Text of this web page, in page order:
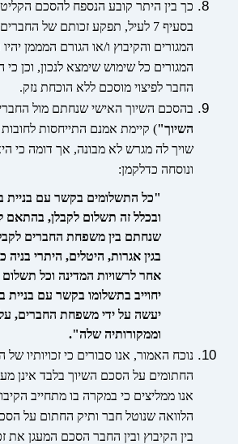
כך בין היתר קובע הנספח להסכם
בסעיף 7 לעיל, תפקע זכותם של
המגורים והקיבוץ ו/או הגורם המממן
המגורים כל שימוש שימצא לנכון, וכן כי
החבר לפיצוי מוסכם ללא הוכחת נזק.
בהסכם השיוך האישי שנחתם מול
השיוך") קיימת אמנם התייחסות
שויך לה מגרש לא מבונה, אך דומה כי
ונוסחה כדלקמן:
"כל התשלומים בקשר עם בניית
ובכלל זה תשלום לקבלן, בהתאם
שנחתם בין משפחת החברים
בגין אגרות, היטלים, היתרי בניה
אחר לרשויות המדינה וכל
יחוייב בתשלומו בקשר עם בניית
יעשה על ידי משפחת החברים,
וממקורותיה שלה".
נוכח האמור, אנו סבורים כי זכויותיו
החתומים על הסכם השיוך בלבד אינן
אנו ממליצים כי במקרה בו מתחייב
הלוואה שנוטל חבר ותיק החתום על
בין הקיבוץ ובין החבר הסכם המעגן את